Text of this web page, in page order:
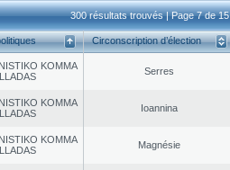
300 résultats trouvés | Page 7 de 15
Circonscription d’élection
KOMMA
Serres
KOMMA
Ioannina
KOMMA
Magnésie